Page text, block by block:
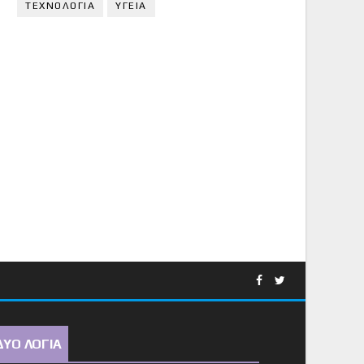
ΤΕΧΝΟΛΟΓΙΑ ΥΓΕΙΑ
ΛΟΓΙΑ